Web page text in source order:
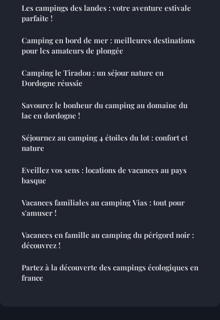
Les campings des landes : votre aventure estivale
parfaite !
Camping en bord de mer : meilleures destinations
pour les amateurs de plongée
Camping le Tiradou : un séjour nature en
Dordogne réussie
Savourez le bonheur du camping au domaine du
lac en dordogne !
Séjournez au camping 4 étoiles du lot : confort et
nature
Eveillez vos sens : locations de vacances au pays
basque
Vacances familiales au camping Vias : tout pour
s'amuser !
Vacances en famille au camping du périgord noir :
découvrez !
Partez à la découverte des campings écologiques en
france